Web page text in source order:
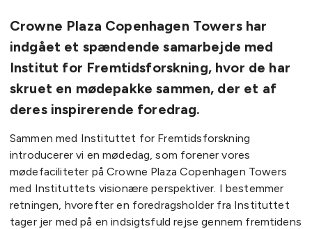
Crowne Plaza Copenhagen Towers har
indgået et spændende samarbejde med
Institut for Fremtidsforskning, hvor de har
skruet en mødepakke sammen, der et af
deres inspirerende foredrag.
Sammen med Instituttet for Fremtidsforskning
introducerer vi en mødedag, som forener vores
mødefaciliteter på Crowne Plaza Copenhagen Towers
med Instituttets visionære perspektiver. I bestemmer
retningen, hvorefter en foredragsholder fra Instituttet
tager jer med på en indsigtsfuld rejse gennem fremtidens